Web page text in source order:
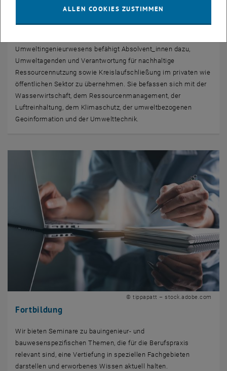
Umweltingenieurwesens befähigt Absolvent_innen dazu,
Umweltagenden und Verantwortung für nachhaltige
Ressourcennutzung sowie Kreislaufschließung im privaten wie
öffentlichen Sektor zu übernehmen. Sie befassen sich mit der
Wasserwirtschaft, dem Ressourcenmanagement, der
Luftreinhaltung, dem Klimaschutz, der umweltbezogenen
Geoinformation und der Umwelttechnik.
Fortbildung
© tippapatt – stock.adobe.com
Wir bieten Seminare zu bauingenieur- und
bauwesenspezifischen Themen, die für die Berufspraxis
relevant sind, eine Vertiefung in speziellen Fachgebieten
darstellen und erworbenes Wissen aktuell halten.
ALLEN COOKIES ZUSTIMMEN